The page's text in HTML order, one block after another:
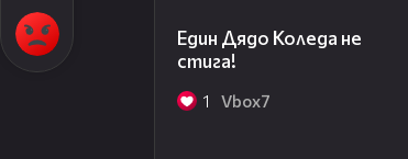
Един Дядо Коледа не
стига!
1 Vbоx7